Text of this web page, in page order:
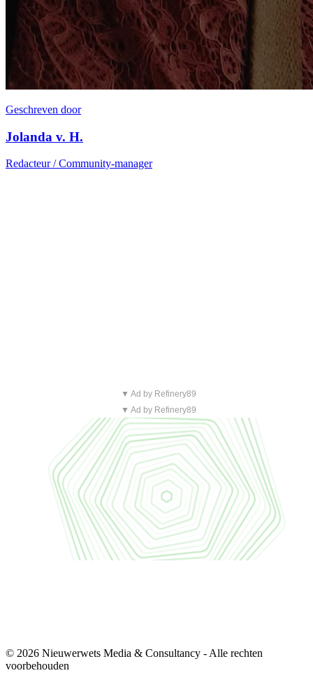
Geschreven door
Jolanda v. H.
Redacteur / Community-manager
▼ Ad by Refinery89
▼ Ad by Refinery89
© 2026 Nieuwerwets Media & Consultancy - Alle rechten
voorbehouden